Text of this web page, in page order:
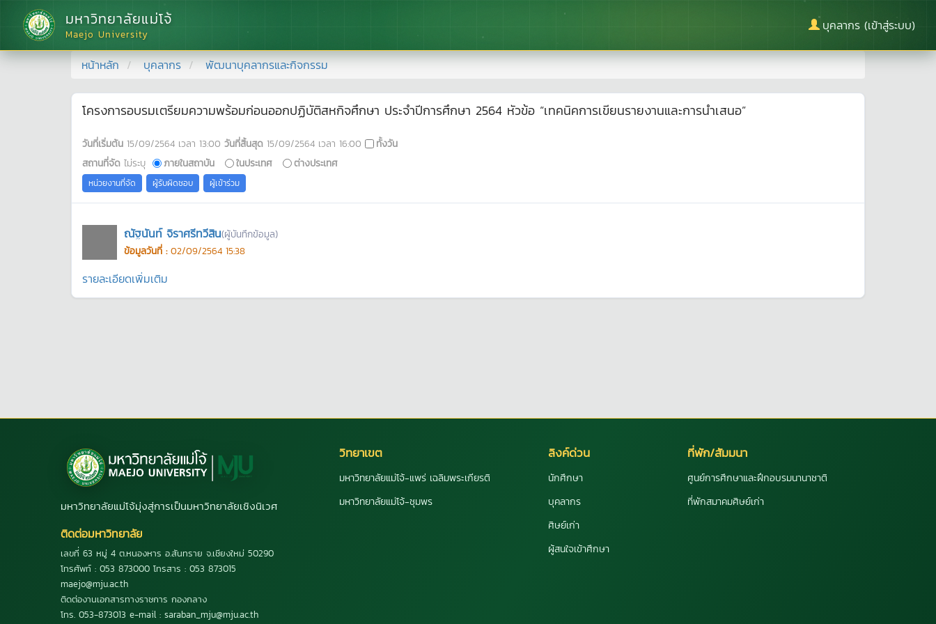
มหาวิทยาลัยแม่โจ้
Maejo University
บุคลากร (เข้าสู่ระบบ)
หน้าหลัก บุคลากร พัฒนาบุคลากรและกิจกรรม
โครงการอบรมเตรียมความพร้อมก่อนออกปฏิบัติสหกิจศึกษา ประจำปีการศึกษา 2564 หัวข้อ “เทคนิคการเขียนรายงานและการนำเสนอ”
วันที่เริ่มต้น 15/09/2564 เวลา 13:00 วันที่สิ้นสุด 15/09/2564 เวลา 16:00
ทั้งวัน
สถานที่จัด ไม่ระบุ ภายในสถาบัน ในประเทศ ต่างประเทศ
หน่วยงานที่จัด ผู้รับผิดชอบ ผู้เข้าร่วม
ณัฐนันท์ จิราศรีทวีสิน(ผู้บันทึกข้อมูล)
ข้อมูลวันที่ : 02/09/2564 15:38
รายละเอียดเพิ่มเติม
มหาวิทยาลัยแม่โจ้มุ่งสู่การเป็นมหาวิทยาลัยเชิงนิเวศ
ติดต่อมหาวิทยาลัย
เลขที่ 63 หมู่ 4 ต.หนองหาร อ.สันทราย จ.เชียงใหม่ 50290
โทรศัพท์ : 053 873000 โทรสาร : 053 873015
maejo@mju.ac.th
ติดต่องานเอกสารทางราชการ กองกลาง
โทร. 053-873013 e-mail : saraban_mju@mju.ac.th
วิทยาเขต
มหาวิทยาลัยแม่โจ้-แพร่ เฉลิมพระเกียรติ
มหาวิทยาลัยแม่โจ้-ชุมพร
ลิงค์ด่วน
นักศึกษา
บุคลากร
ศิษย์เก่า
ผู้สนใจเข้าศึกษา
ที่พัก/สัมมนา
ศูนย์การศึกษาและฝึกอบรมนานาชาติ
ที่พักสมาคมศิษย์เก่า